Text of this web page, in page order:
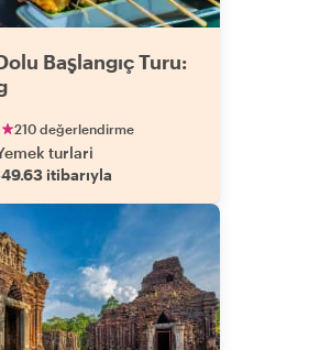
Başlangıç Turu:
210 değerlendirme
turlari
itibarıyla